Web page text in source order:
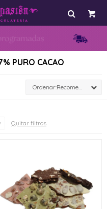
PURO CACAO
Recomendados
Quitar filtros